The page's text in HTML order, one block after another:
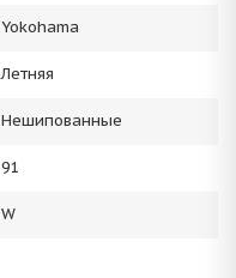
Yokohama
Летняя
Нешипованные
91
W